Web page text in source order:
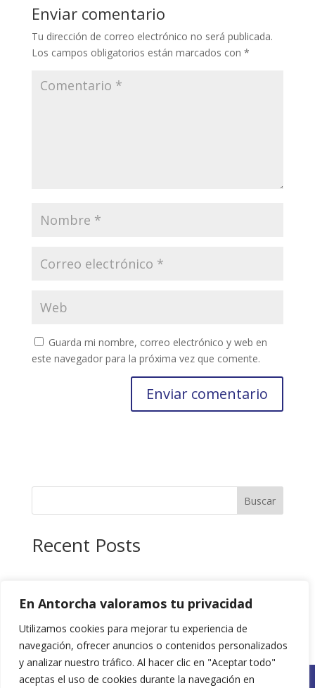
En Antorcha valoramos tu privacidad
Utilizamos cookies para mejorar tu experiencia de
navegación, ofrecer anuncios o contenidos personalizados
y analizar nuestro tráfico. Al hacer clic en "Aceptar todo"
aceptas el uso de cookies durante la navegación en
Enviar comentario
Tu dirección de correo electrónico no será publicada.
Los campos obligatorios están marcados con *
Guarda mi nombre, correo electrónico y web en
este navegador para la próxima vez que comente.
Buscar
Recent Posts
Políticas de Privacidad